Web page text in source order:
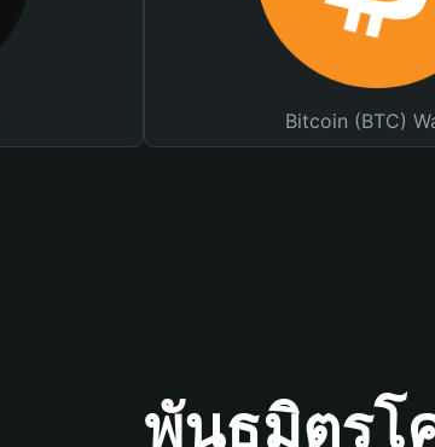
Bitcoin (BTC)
พันธมิตรโ